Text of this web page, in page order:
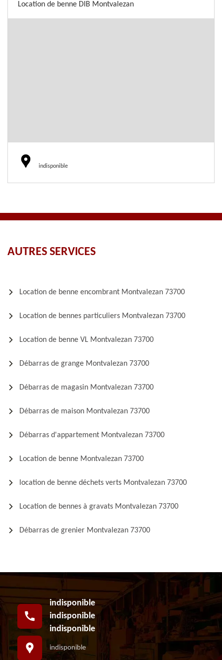
Location de benne DIB Montvalezan
indisponible
AUTRES SERVICES
Location de benne encombrant Montvalezan 73700
Location de bennes particuliers Montvalezan 73700
Location de benne VL Montvalezan 73700
Débarras de grange Montvalezan 73700
Débarras de magasin Montvalezan 73700
Débarras de maison Montvalezan 73700
Débarras d'appartement Montvalezan 73700
Location de benne Montvalezan 73700
location de benne déchets verts Montvalezan 73700
Location de bennes à gravats Montvalezan 73700
Débarras de grenier Montvalezan 73700
indisponible
indisponible
indisponible
indisponible